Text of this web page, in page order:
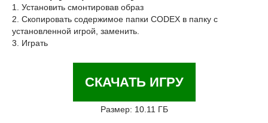
1. Установить смонтировав образ
2. Скопировать содержимое папки CODEX в папку с
установленной игрой, заменить.
3. Играть
СКАЧАТЬ ИГРУ
Размер: 10.11 ГБ